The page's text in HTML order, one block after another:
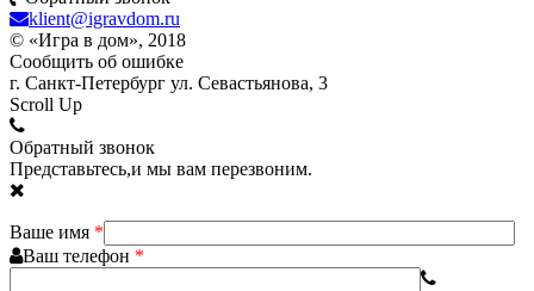
klient@igravdom.ru
© «Игра в дом», 2018
Сообщить об ошибке
г. Санкт-Петербург ул. Севастьянова, 3
Scroll Up
Обратный звонок
Представьтесь,и мы вам перезвоним.
Ваше имя *
Ваш телефон *